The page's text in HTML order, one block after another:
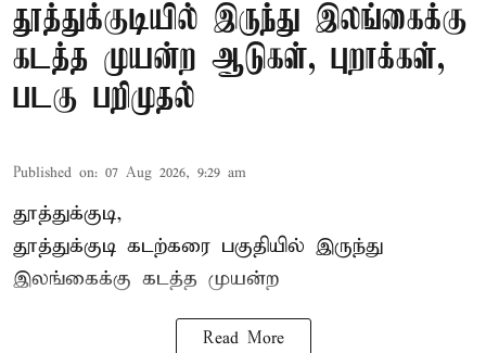
தூத்துக்குடியில் இருந்து இலங்கைக்கு
கடத்த முயன்ற ஆடுகள், புறாக்கள்,
படகு பறிமுதல்
Published on: 07 Aug 2026, 9:29 am
தூத்துக்குடி,
தூத்துக்குடி கடற்கரை பகுதியில் இருந்து
இலங்கைக்கு கடத்த முயன்ற
Read More